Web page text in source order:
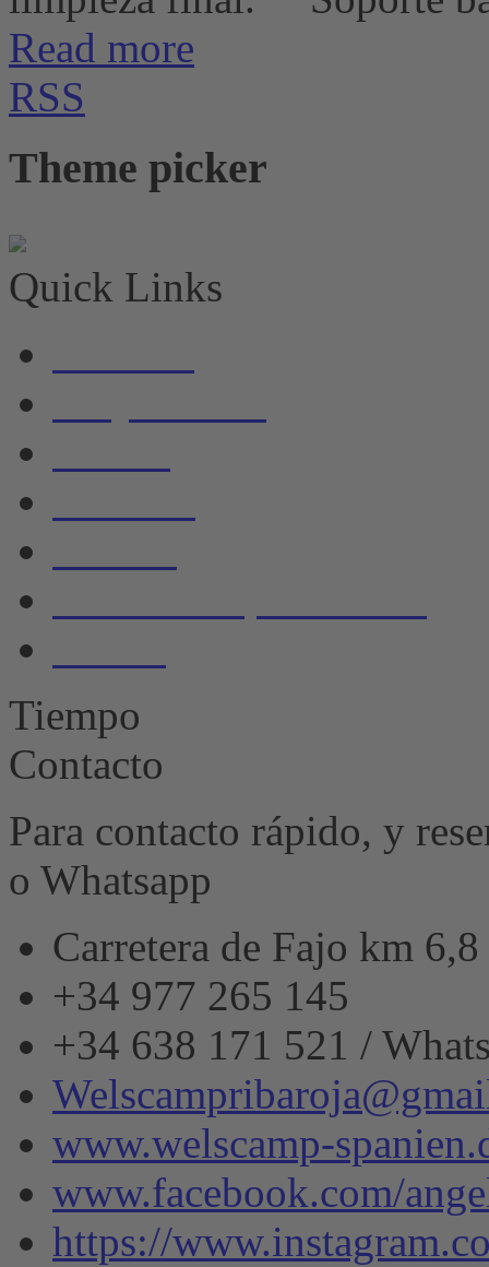
Read more
RSS
Theme picker
Quick Links
Tiempo
Contacto
Para contacto rápido, y
o Whatsapp
Carretera de Fajo km
+34 977 265 145
+34 638 171 521 /
www.welscamp-
www.facebook.com/
https://